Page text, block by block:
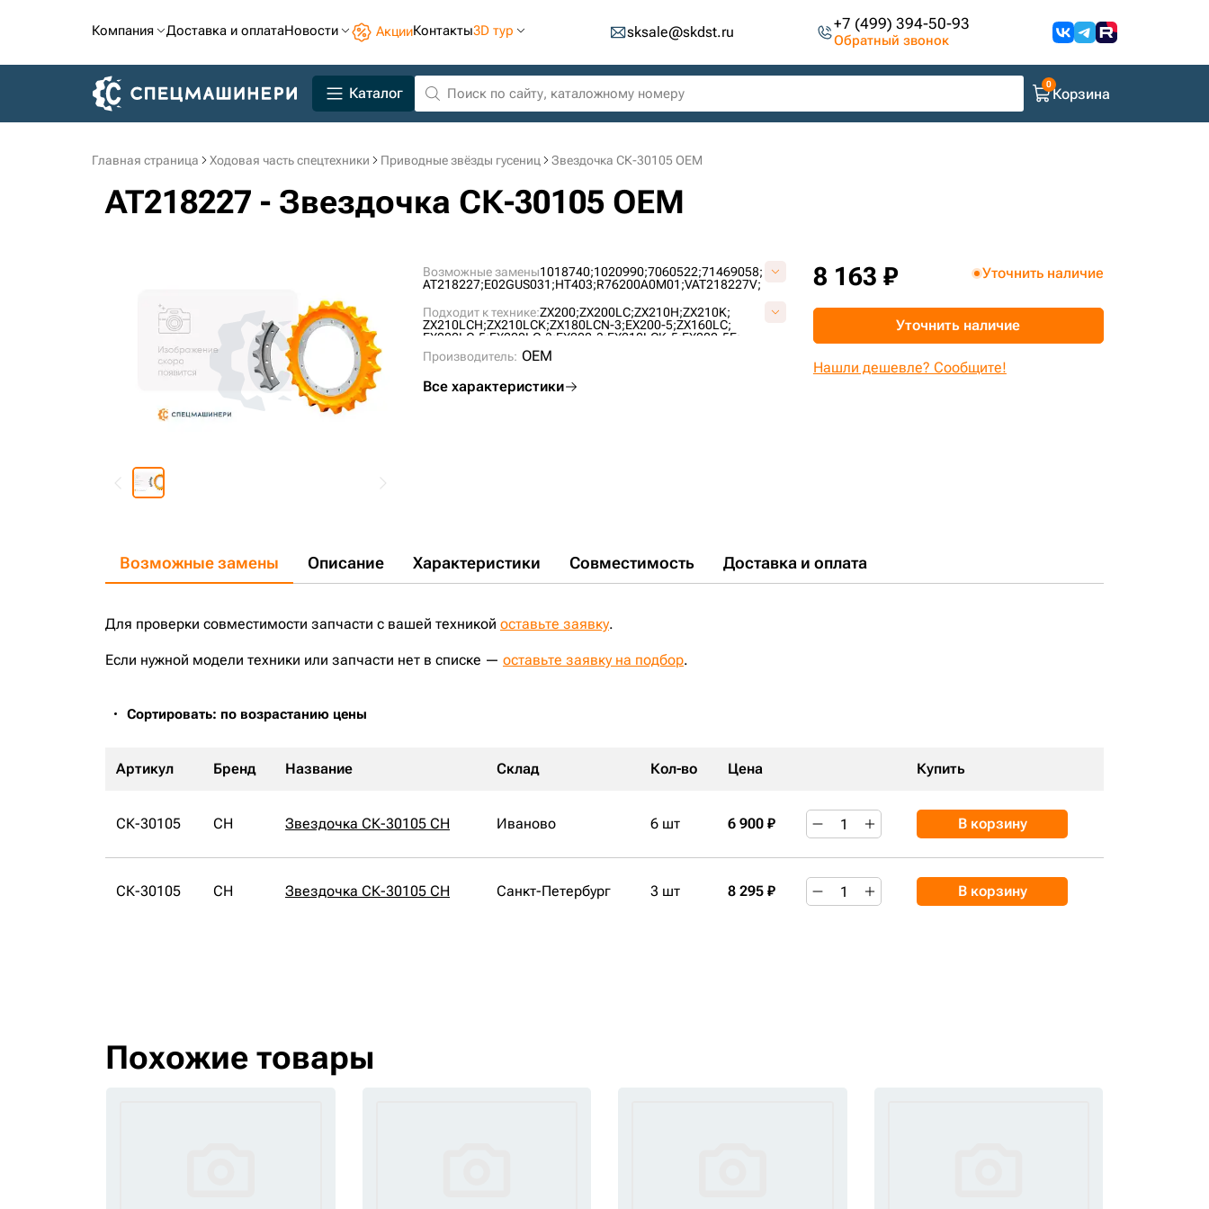
Компания Доставка и оплатаНовости АкцииКонтакты3D тур sksale@skdst.ru +7 (499) 394-50-93
Обратный звонок
Каталог Корзина
Главная страница Ходовая часть спецтехники Приводные звёзды гусениц Звездочка СК-30105 OEM
AT218227 - Звездочка СК-30105 OEM
Возможные замены1018740;1020990;7060522;71469058;
AT218227;E02GUS031;HT403;R76200A0M01;VAT218227V;
Подходит к технике:ZX200;ZX200LC;ZX210H;ZX210K;
ZX210LCH;ZX210LCK;ZX180LCN-3;EX200-5;ZX160LC;
EX200LC-5;EX200LC-3;EX200-3;EX210LCK-5;EX200-5E;
EX210H-5;
EX215;EX210K-5;
ZX180LC;160LC; 160D-LC ;
Производитель: OEM
Все характеристики
8 163 ₽ Уточнить наличие
Уточнить наличие
Нашли дешевле? Сообщите!
Возможные замены Описание Характеристики Совместимость Доставка и оплата
Для проверки совместимости запчасти с вашей техникой оставьте заявку.
Если нужной модели техники или запчасти нет в списке — оставьте заявку на подбор.
Сортировать: по возрастанию цены
Артикул Бренд Название Склад Кол-во Цена Купить
СК-30105 CH Звездочка СК-30105 CH Иваново 6 шт 6 900 ₽ В корзину
СК-30105 CH Звездочка СК-30105 CH Санкт-Петербург 3 шт 8 295 ₽ В корзину
Похожие товары